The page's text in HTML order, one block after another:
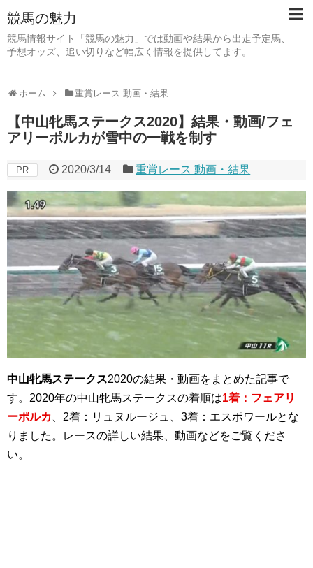
競馬の魅力
競馬情報サイト「競馬の魅力」では動画や結果から出走予定馬、
予想オッズ、追い切りなど幅広く情報を提供してます。
ホーム 重賞レース 動画・結果
【中山牝馬ステークス2020】結果・動画/フェ
アリーポルカが雪中の一戦を制す
PR 2020/3/14 重賞レース 動画・結果
中山牝馬ステークス2020の結果・動画をまとめた記事で
す。2020年の中山牝馬ステークスの着順は1着：フェアリ
ーポルカ 、2着：リュヌルージュ、3着：エスポワールとな
りました。レースの詳しい結果、動画などをご覧くださ
い。